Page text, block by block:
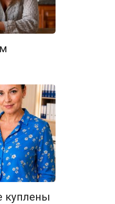
куплены